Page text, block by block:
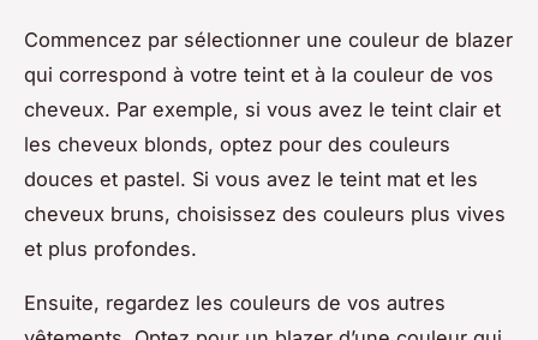
Commencez par sélectionner une couleur de blazer
qui correspond à votre teint et à la couleur de vos
cheveux. Par exemple, si vous avez le teint clair et
les cheveux blonds, optez pour des couleurs
douces et pastel. Si vous avez le teint mat et les
cheveux bruns, choisissez des couleurs plus vives
et plus profondes.
Ensuite, regardez les couleurs de vos autres